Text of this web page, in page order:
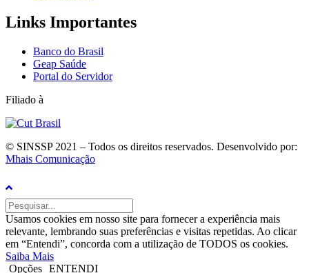
Links Importantes
Banco do Brasil
Geap Saúde
Portal do Servidor
Filiado à
© SINSSP 2021 – Todos os direitos reservados. Desenvolvido por:
Mhais Comunicação
Usamos cookies em nosso site para fornecer a experiência mais
relevante, lembrando suas preferências e visitas repetidas. Ao clicar
em “Entendi”, concorda com a utilização de TODOS os cookies.
Saiba Mais
Opções ENTENDI